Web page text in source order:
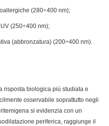
(280÷400 nm);
(250÷400 nm);
(abbronzatura) (200÷400 nm).
risposta biologica più studiata e
osservabile soprattutto negli
si evidenzia con un
periferica, raggiunge il